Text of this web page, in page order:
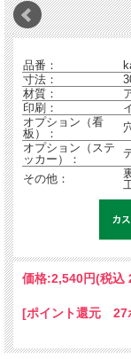
「お店の名入れ」「イメ
どデザインの内容に関す
カスタマイズイメージは
当店からメールにてカ
品番：
寸法：
材質：
印刷：
オプション（看
板）：
オプション（ステ
ッカー）：
その他：
価格:2,540円(税込
[ポイント還元 27